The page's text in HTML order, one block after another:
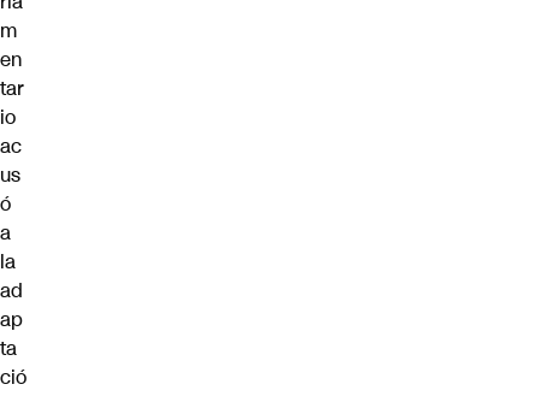
m
en
tar
io
ac
us
ó
a
la
ad
ap
ta
ció